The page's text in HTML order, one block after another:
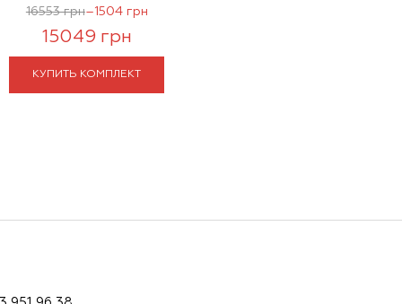
16553 грн–1504 грн
15049 грн
КУПИТЬ КОМПЛЕКТ